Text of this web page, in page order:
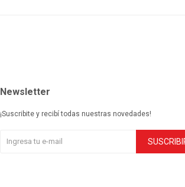
Newsletter
¡Suscribite y recibí todas nuestras novedades!